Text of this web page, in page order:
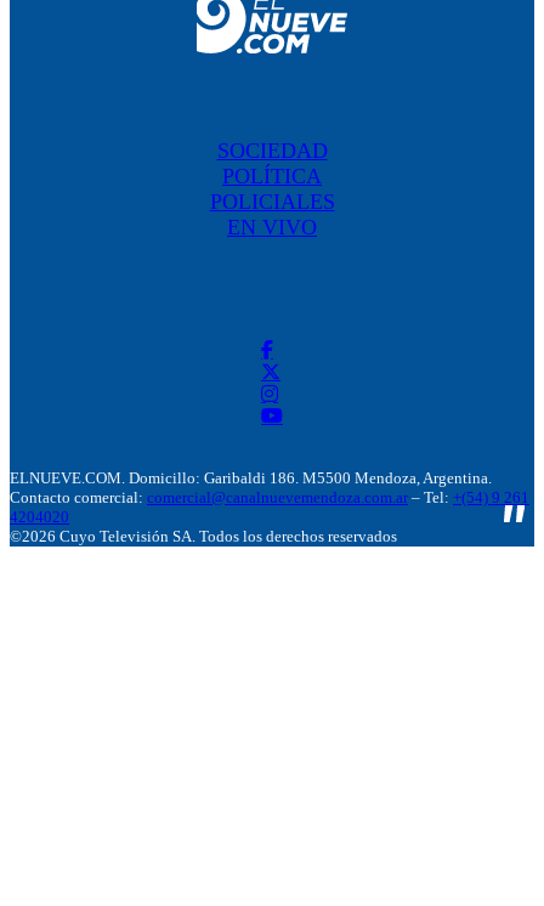
SOCIEDAD
POLÍTICA
POLICIALES
EN VIVO
ELNUEVE.COM. Domicillo: Garibaldi 186. M5500 Mendoza, Argentina.
Contacto comercial: comercial@canalnuevemendoza.com.ar – Tel: +(54) 9 261
4204020
©2026 Cuyo Televisión SA. Todos los derechos reservados